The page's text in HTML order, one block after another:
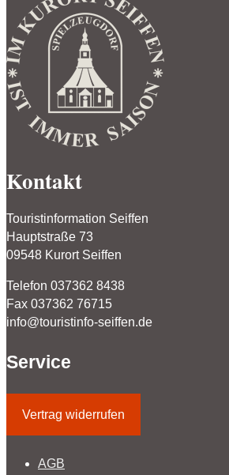
Kontakt
Touristinformation Seiffen
Hauptstraße 73
09548 Kurort Seiffen
Telefon 037362 8438
Fax 037362 76715
info@touristinfo-seiffen.de
Service
Vertrag widerrufen
AGB